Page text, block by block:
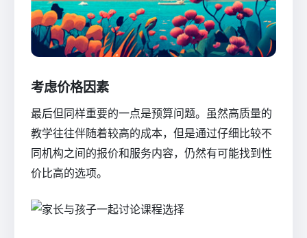
考虑价格因素
最后但同样重要的一点是预算问题。虽然高质量的
教学往往伴随着较高的成本，但是通过仔细比较不
同机构之间的报价和服务内容，仍然有可能找到性
价比高的选项。